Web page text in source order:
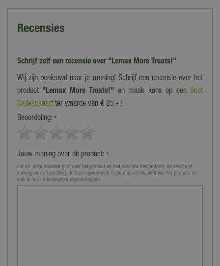
Recensies
Schrijf zelf een recensie over "Lemax More Treats!"
Wij zijn benieuwd naar je mening! Schrijf een recensie over het
product "Lemax More Treats!" en maak kans op een Boet
Cadeaukaart ter waarde van € 25,- !
Beoordeling: *
Jouw mening over dit product: *
Let op: deze recensie gaat over het product en niet over ons tuincentrum, de service of
levering van je bestelling. Je kunt bijvoorbeeld in gaan op de kwaliteit van het product, de
look & feel en belangrijke eigenschappen.